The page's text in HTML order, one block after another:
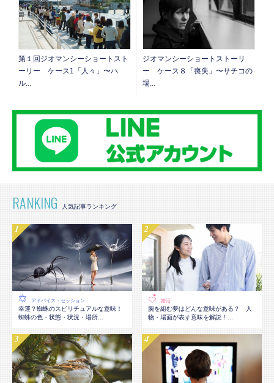
第１回ジオマンシーショートスト
ーリー ケース1「人々」〜ハ
ル...
ジオマンシーショートストーリ
ー ケース８「喪失」〜サチコの
場...
RANKING
アドバイス・セッション
幸運？蜘蛛のスピリチュアルな意味！
蜘蛛の色・状態・状況・場所...
婚活
腕を組む夢はどんな意味がある？ 人
物・場面が表す意味を解説！...